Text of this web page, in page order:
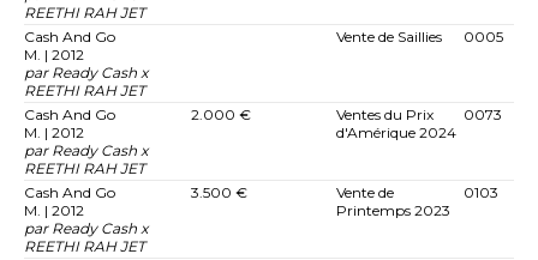
REETHI RAH JET
Cash And Go
M. | 2012
par Ready Cash x
REETHI RAH JET
Vente de Saillies 0005
Cash And Go
M. | 2012
par Ready Cash x
REETHI RAH JET
2.000 €
Ventes du Prix
d'Amérique 2024
0073
Cash And Go
M. | 2012
par Ready Cash x
REETHI RAH JET
3.500 €
Vente de
Printemps 2023
0103